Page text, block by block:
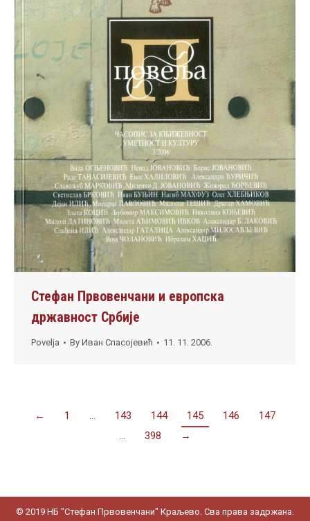
Стефан Првовенчани и европска
државност Србије
Povelja By Иван Спасојевић 11. 11. 2006.
← 1 … 143 144 145 146
147
…
398 →
© 2019 НБ "Стефан Првовенчани" Краљево. Сва права задржана.